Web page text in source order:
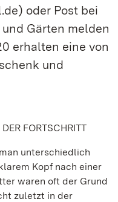
oder Post bei
Gärten melden
erhalten eine von
und
FORTSCHRITT
unterschiedlich
Kopf nach einer
waren oft der Grund
zuletzt in der